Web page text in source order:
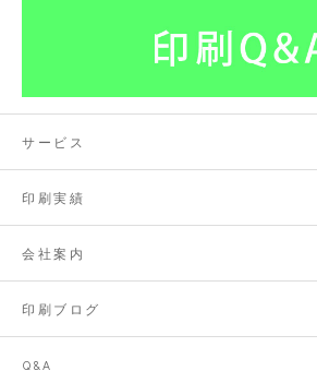
サービス
印刷実績
会社案内
印刷ブログ
Q&A